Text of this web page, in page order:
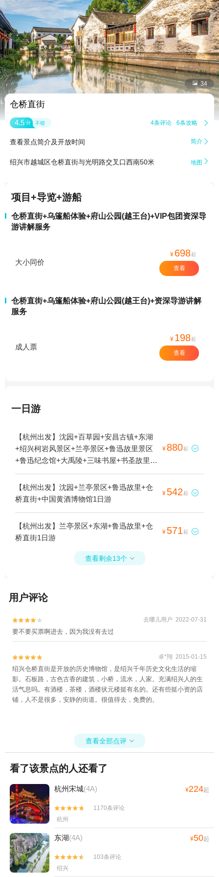
 34
仓桥直街
4.5 分 不错 4条评论 6条攻略 
查看景点简介及开放时间 简介 
绍兴市越城区仓桥直街与光明路交叉口西南50米 地图 
项目+导览+游船
仓桥直街+乌篷船体验+府山公园(越王台)+VIP包团资深导
游讲解服务
大小同价
¥ 698起
查看
仓桥直街+乌篷船体验+府山公园(越王台)+资深导游讲解
服务
成人票
¥ 198起
查看
一日游
【杭州出发】沈园+百草园+安昌古镇+东湖
+绍兴柯岩风景区+兰亭景区+鲁迅故里景区
+鲁迅纪念馆+大禹陵+三味书屋+书圣故里
+仓桥直街1日游
¥ 880起 
【杭州出发】沈园+兰亭景区+鲁迅故里+仓
桥直街+中国黄酒博物馆1日游
¥ 542 起 
【杭州出发】兰亭景区+东湖+鲁迅故里+仓
桥直街1日游
¥ 571 起 
查看剩余13个 
用户评论

 去哪儿用户 2022-07-31
要不要买票啊进去，因为我没有去过

 卓*翔 2015-01-15
绍兴仓桥直街是开放的历史博物馆，是绍兴千年历史文化生活的缩
影。石板路，古色古香的建筑，小桥，流水，人家。充满绍兴人的生
活气息吗。有酒楼，茶楼，酒楼状元楼挺有名的。还有些挺小资的店
铺，人不是很多，安静的街道。很值得去，免费的。
查看全部点评 
看了该景点的人还看了
杭州宋城(4A) ¥224起


1170条评论
杭州
东湖(4A) ¥50起


103条评论
绍兴
